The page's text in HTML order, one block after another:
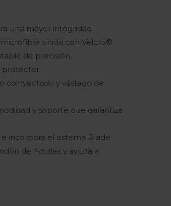
una mayor integridad
unida con Velcro®
de precisión.
protector.
coinyectado y vástago de
y soporte que garantiza
incorpora el sistema Blade
de Aquiles y ayuda a